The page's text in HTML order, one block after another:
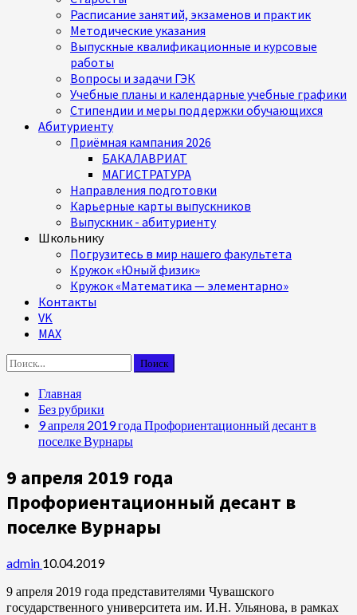
Расписание занятий, экзаменов и практик
Методические указания
Выпускные квалификационные и курсовые
работы
Вопросы и задачи ГЭК
Учебные планы и календарные учебные графики
Стипендии и меры поддержки обучающихся
Абитуриенту
Приёмная кампания 2026
БАКАЛАВРИАТ
МАГИСТРАТУРА
Направления подготовки
Карьерные карты выпускников
Выпускник - абитуриенту
Школьнику
Погрузитесь в мир нашего факультета
Кружок «Юный физик»
Кружок «Математика — элементарно»
Контакты
VK
MAX
Найти:
Главная
Без рубрики
9 апреля 2019 года Профориентационный десант в
поселке Вурнары
9 апреля 2019 года
Профориентационный десант в
поселке Вурнары
admin 10.04.2019
9 апреля 2019 года представителями Чувашского
государственного университета им. И.Н. Ульянова, в рамках